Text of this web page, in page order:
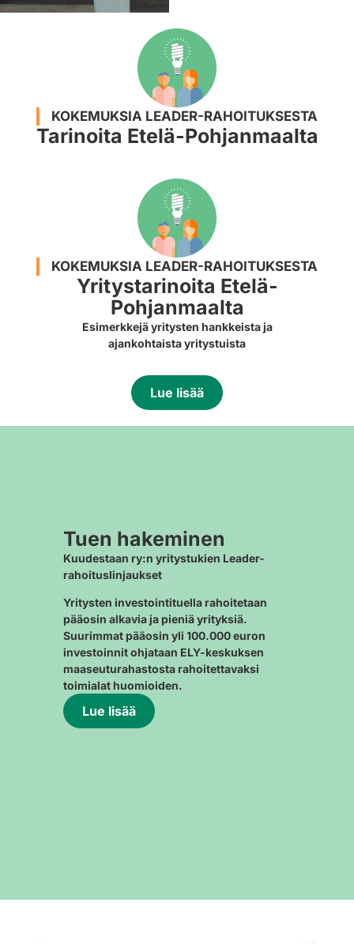
KOKEMUKSIA LEADER-RAHOITUKSESTA
Tarinoita Etelä-Pohjanmaalta
KOKEMUKSIA LEADER-RAHOITUKSESTA
Yritystarinoita Etelä-
Pohjanmaalta
Esimerkkejä yritysten hankkeista ja
ajankohtaista yritystuista
Lue lisää
Tuen hakeminen
Kuudestaan ry:n yritystukien Leader-
rahoituslinjaukset
Yritysten investointituella rahoitetaan
pääosin alkavia ja pieniä yrityksiä.
Suurimmat pääosin yli 100.000 euron
investoinnit ohjataan ELY-keskuksen
maaseuturahastosta rahoitettavaksi
toimialat huomioiden.
Lue lisää